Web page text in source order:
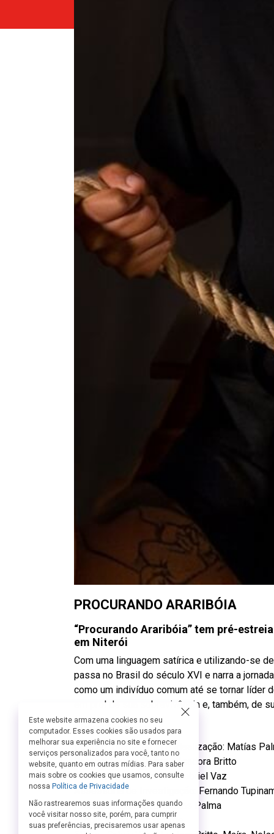
PROCURANDO ARARIBÓIA
“Procurando Araribóia” tem pré-
em Niterói
Com uma linguagem satírica e utilizando-se
passa no Brasil do século XVI e narra a
como um indivíduo comum até se tornar
em prol de sua sobrevivência e, também, de
Ficha Técnica:
Direção, Dramaturgia e Idealização: Matías
Roteiro: Matías Palma e Isadora Britto
Assistentes de Roteiro: Gabriel Vaz
Assessoria de Investigação: Fernando
Produção Executiva: Matías Palma
Produção: Afra Arcoverde
Este website armazena cookies no seu
computador. Esses cookies são usados para
melhorar sua experiência no site e fornecer
serviços personalizados para você, tanto no
website, quanto em outras mídias. Para saber
mais sobre os cookies que usamos, consulte
nossa Política de Privacidade
Não rastrearemos suas informações quando
você visitar nosso site, porém, para cumprir
suas preferências, precisaremos usar apenas